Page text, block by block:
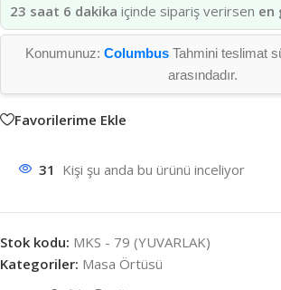
23 saat 6 dakika içinde sipariş verirsen en
Konumunuz: ColumbusTahmini teslimat
arasındadır.
Favorilerime Ekle
31 Kişi şu anda bu ürünü inceliyor
Stok kodu: MKS - 79 (YUVARLAK)
Kategoriler: Masa Örtüsü